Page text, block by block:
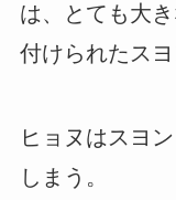
は、とても大
付けられたスヨ
ヒョヌはスヨ
しまう。